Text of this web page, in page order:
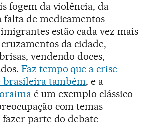
fogem da violência, da
falta de medicamentos
imigrantes estão cada vez mais
da cidade,
vendendo doces,
Faz tempo que a crise
brasileira também, e a
é um exemplo clássico
com temas
parte do debate